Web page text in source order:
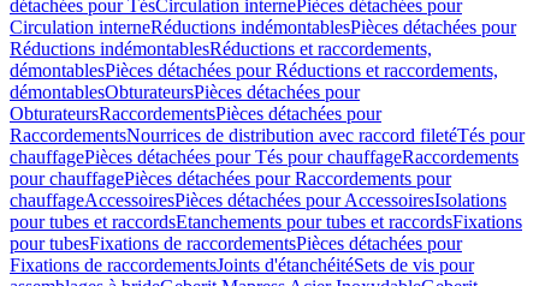
détachées pour TésCirculation internePièces détachées pour
Circulation interneRéductions indémontablesPièces détachées pour
Réductions indémontablesRéductions et raccordements,
démontablesPièces détachées pour Réductions et raccordements,
démontablesObturateursPièces détachées pour
ObturateursRaccordementsPièces détachées pour
RaccordementsNourrices de distribution avec raccord filetéTés pour
chauffagePièces détachées pour Tés pour chauffageRaccordements
pour chauffagePièces détachées pour Raccordements pour
chauffageAccessoiresPièces détachées pour AccessoiresIsolations
pour tubes et raccordsEtanchements pour tubes et raccordsFixations
pour tubesFixations de raccordementsPièces détachées pour
Fixations de raccordementsJoints d'étanchéitéSets de vis pour